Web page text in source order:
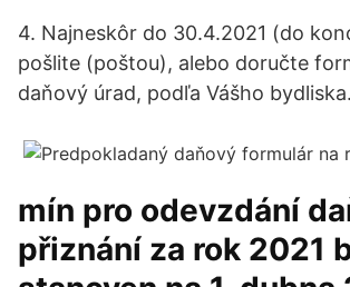
4. Najneskôr do 30.4.2021 (do
pošlite (poštou), alebo doručte
daňový úrad, podľa Vášho bydliska.
mín pro odevzdání
přiznání za rok 2021